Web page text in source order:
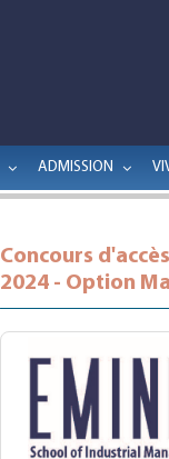
ADMISSION
Concours
2024 - Option